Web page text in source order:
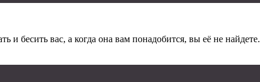
и бесить вас, а когда она вам понадобится, вы её не найдете.